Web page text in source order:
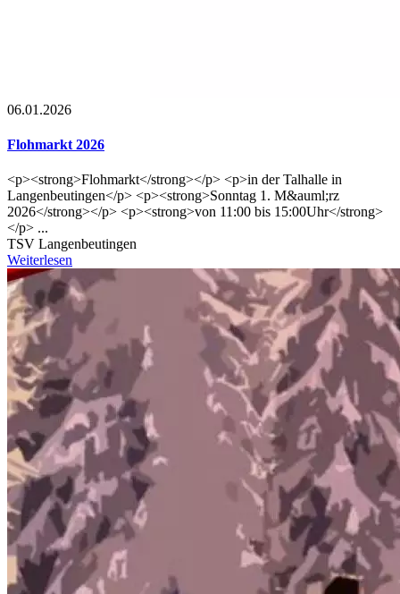
06.01.2026
Flohmarkt 2026
<p><strong>Flohmarkt</strong></p> <p>in der Talhalle in
Langenbeutingen</p> <p><strong>Sonntag 1. M&auml;rz
2026</strong></p> <p><strong>von 11:00 bis 15:00Uhr</strong>
</p> ...
TSV Langenbeutingen
Weiterlesen